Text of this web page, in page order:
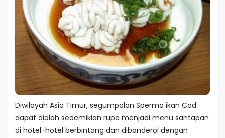
Diwilayah Asia Timur, segumpalan Sperma ikan Cod
dapat diolah sedemikian rupa menjadi menu santapan
di hotel-hotel berbintang dan dibanderol dengan